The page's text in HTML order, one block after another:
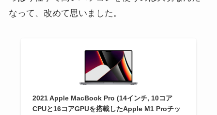
なって、改めて思いました。
2021 Apple MacBook Pro (14インチ, 10コア
CPUと16コアGPUを搭載したApple M1 Proチッ